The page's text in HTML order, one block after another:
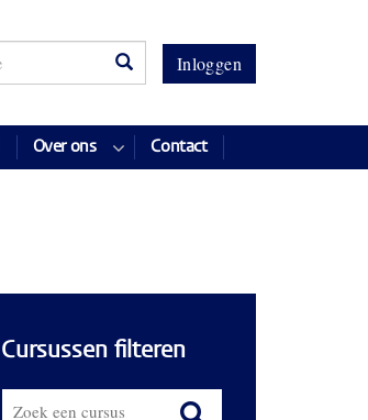
Inloggen
Over ons Contact
Cursussen filteren